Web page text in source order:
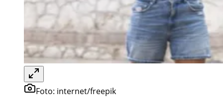
Foto: internet/freepik